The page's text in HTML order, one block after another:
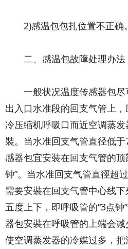
2)感温包包扎位置不正确。
二、感温包故障处理办法
一般状况温度传感器包尽
出入口水准段的回支气管上
冷压缩机呼吸口而近空调蒸
裝。当水准回支气管直径低
感器包宜安裝在回支气管的
钟”。当水准回支气管直徑超
需要安裝在回支气管中心线
五度上下，即呼吸管的“3点
器包安裝在呼吸管的上端会
使空调蒸发器的冷媒过多，